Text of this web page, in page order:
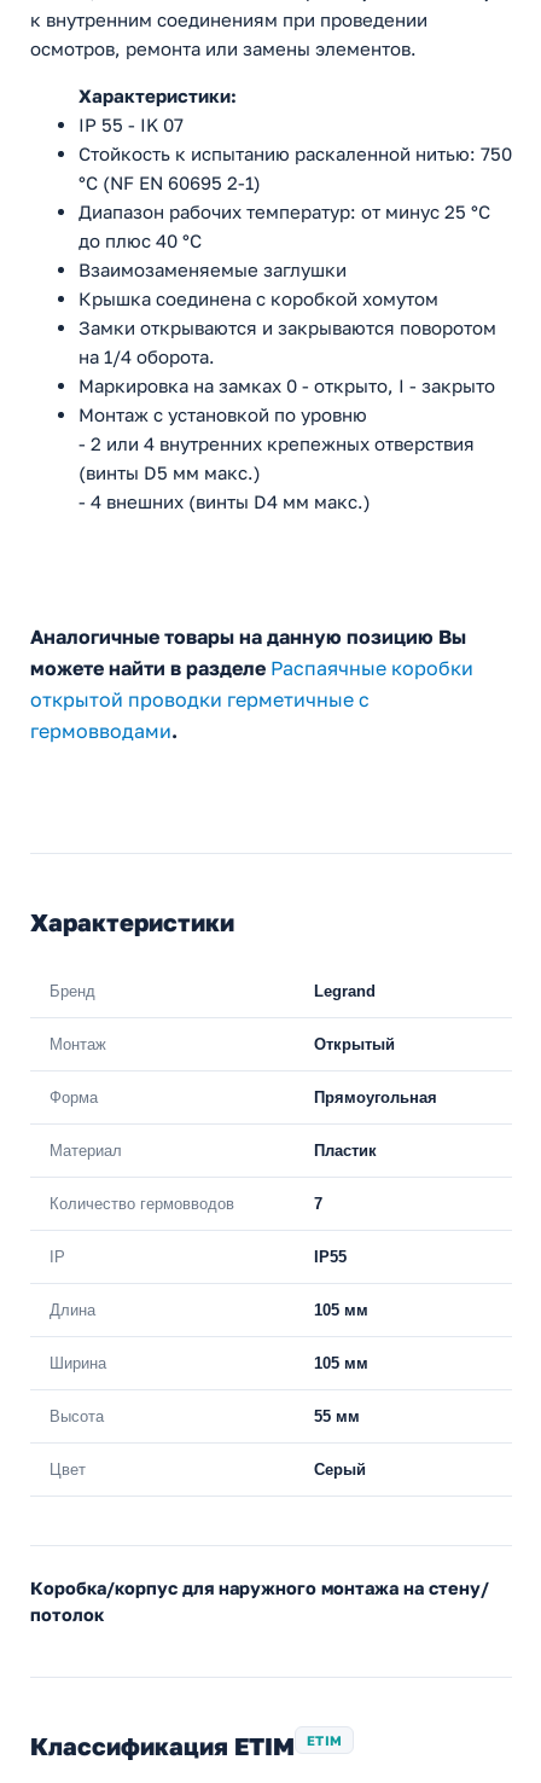
к внутренним соединениям при проведении
осмотров, ремонта или замены элементов.
Характеристики:
IP 55 - IK 07
Стойкость к испытанию раскаленной нитью: 750
°C (NF EN 60695 2-1)
Диапазон рабочих температур: от минус 25 °C
до плюс 40 °С
Взаимозаменяемые заглушки
Крышка соединена с коробкой хомутом
Замки открываются и закрываются поворотом
на 1/4 оборота.
Маркировка на замках 0 - открыто, I - закрыто
Монтаж с установкой по уровню
- 2 или 4 внутренних крепежных отверствия
(винты D5 мм макс.)
- 4 внешних (винты D4 мм макс.)
Аналогичные товары на данную позицию Вы
можете найти в разделе Распаячные коробки
открытой проводки герметичные с
гермовводами.
Характеристики
Бренд Legrand
Монтаж Открытый
Форма Прямоугольная
Материал Пластик
Количество гермовводов 7
IP IP55
Длина 105 мм
Ширина 105 мм
Высота 55 мм
Цвет Серый
Коробка/корпус для наружного монтажа на стену/
потолок
Классификация ETIM ETIM